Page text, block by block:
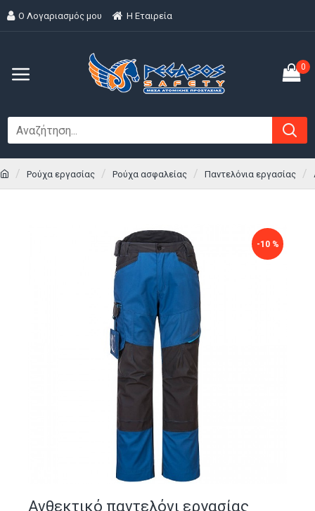
Ο Λογαριασμός μου H Εταιρεία
0
Ρούχα εργασίας Ρούχα ασφαλείας Παντελόνια εργασίας
-10 %
Ανθεκτικό παντελόνι εργασίας